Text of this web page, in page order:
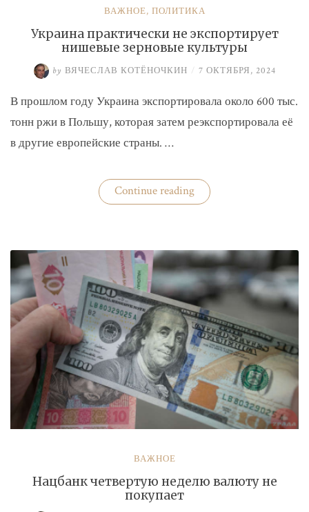
ВАЖНОЕ, ПОЛИТИКА
Украина практически не экспортирует
нишевые зерновые культуры
by ВЯЧЕСЛАВ КОТЁНОЧКИН / 7 ОКТЯБРЯ, 2024
В прошлом году Украина экспортировала около 600 тыс.
тонн ржи в Польшу, которая затем реэкспортировала её
в другие европейские страны. …
Continue reading«Украина
практически
зерновые
культуры»
ВАЖНОЕ
Нацбанк четвертую неделю валюту не
покупает